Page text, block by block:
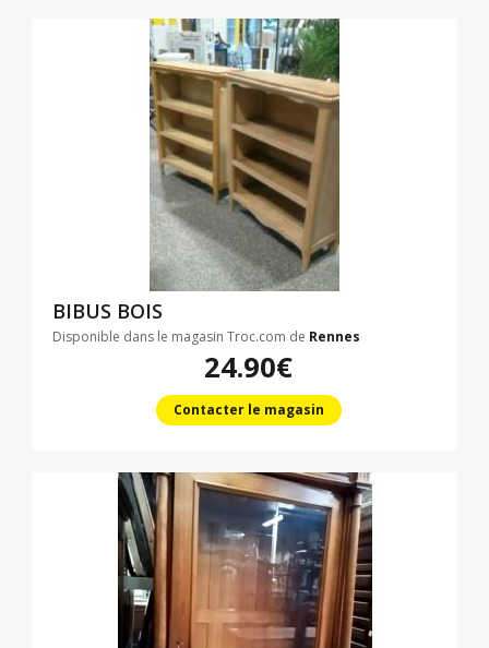
BIBUS BOIS
Disponible dans le magasin Troc.com de Rennes
24.90€
Contacter le magasin